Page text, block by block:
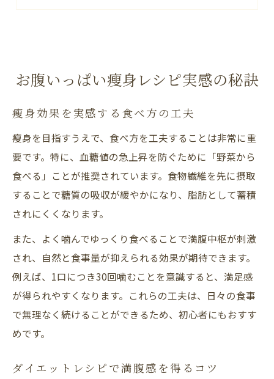
瘦身と満腹感を両立する献立の作り方
忙しい人に最適な瘦身メニューの選び方
毎日続く簡単瘦身献立のアイディア集
1週間分ダイエットレシピの活用術
太りにくい夕食へ導く瘦身レシピ集
夕飯も満足できる瘦身レシピの基本
ダイエットレシピ夕飯に選ぶべきポイント
太りにくい夕食に最適な瘦身食材とは
簡単人気の瘦身夕食レシピ実践ガイド
瘦身に繋がる夕飯の盛り付けテクニック
満腹でも瘦せる1週間分ダイエットメニュー
お腹いっぱい瘦身メニューの組み立て方
お腹いっぱい瘦身レシピ実感の秘訣
瘦身効果を実感する食べ方の工夫
瘦身を目指すうえで、食べ方を工夫することは非常に重
要です。特に、血糖値の急上昇を防ぐために「野菜から
食べる」ことが推奨されています。食物繊維を先に摂取
することで糖質の吸収が緩やかになり、脂肪として蓄積
されにくくなります。
また、よく噛んでゆっくり食べることで満腹中枢が刺激
され、自然と食事量が抑えられる効果が期待できます。
例えば、1口につき30回噛むことを意識すると、満足感
が得られやすくなります。これらの工夫は、日々の食事
で無理なく続けることができるため、初心者にもおすす
めです。
ダイエットレシピで満腹感を得るコツ